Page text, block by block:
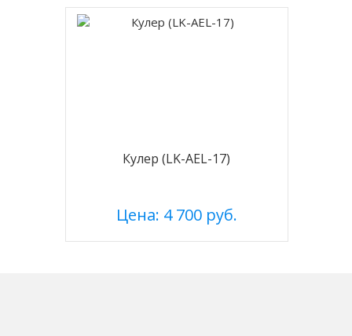
Кулер (LK-AEL-17)
Цена: 4 700 руб.